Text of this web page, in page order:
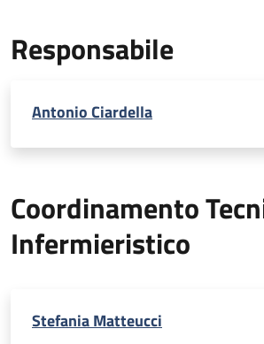
Responsabile
Antonio Ciardella
Coordinamento
Infermieristico
Stefania Matteucci